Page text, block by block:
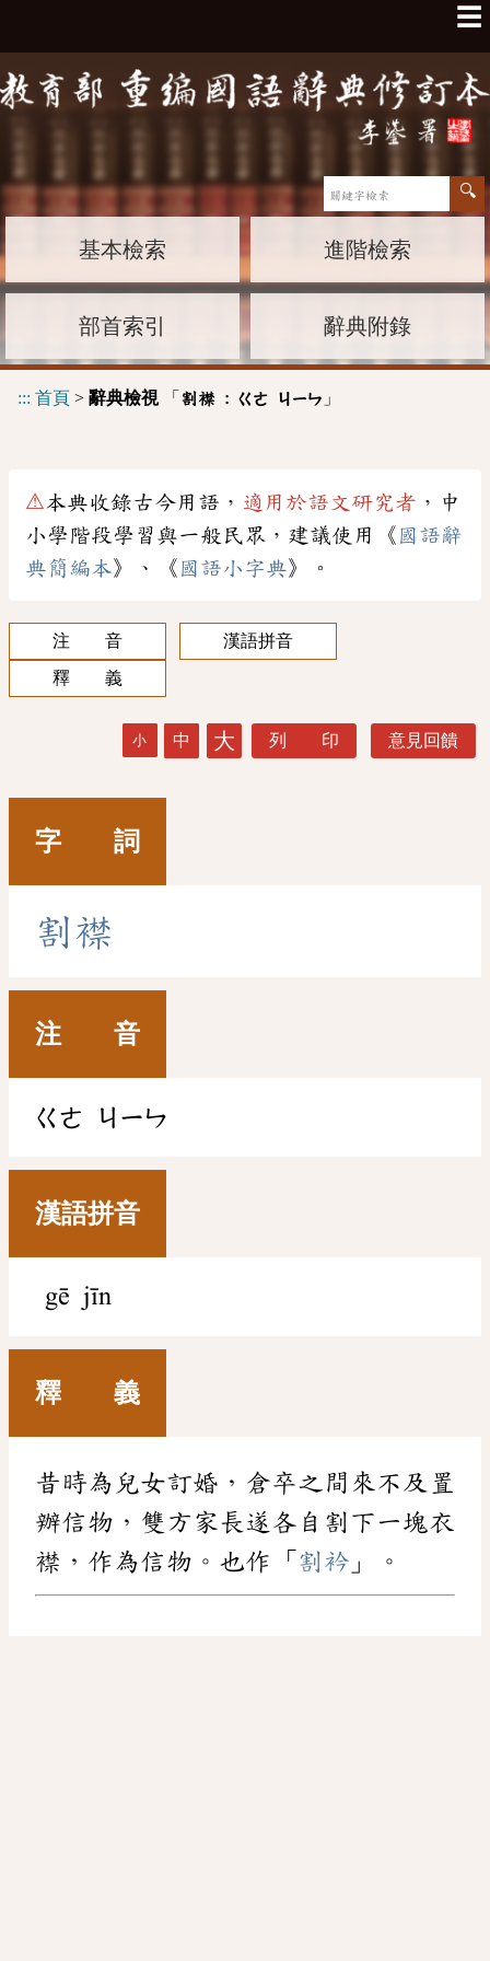
☰
基本檢索 進階檢索
部首索引 辭典附錄
::: 首頁 > 辭典檢視「 割襟 : ㄍㄜ ㄐㄧㄣ 」
⚠本典收錄古今用語， 適用於語文研究者 ，中
小學階段學習與一般民眾，建議使用《 國語辭
典簡編本》、《 國語小字典》。
注 音
漢語拼音
釋 義
小 中 大 列 印 意見回饋
字 詞
割襟
注 音
ㄍㄜ ㄐㄧㄣ
漢語拼音
gē jīn
釋 義
昔時為兒女訂婚，倉卒之間來不及置
辦信物，雙方家長遂各自割下一塊衣
襟，作為信物。也作「 割衿 」。